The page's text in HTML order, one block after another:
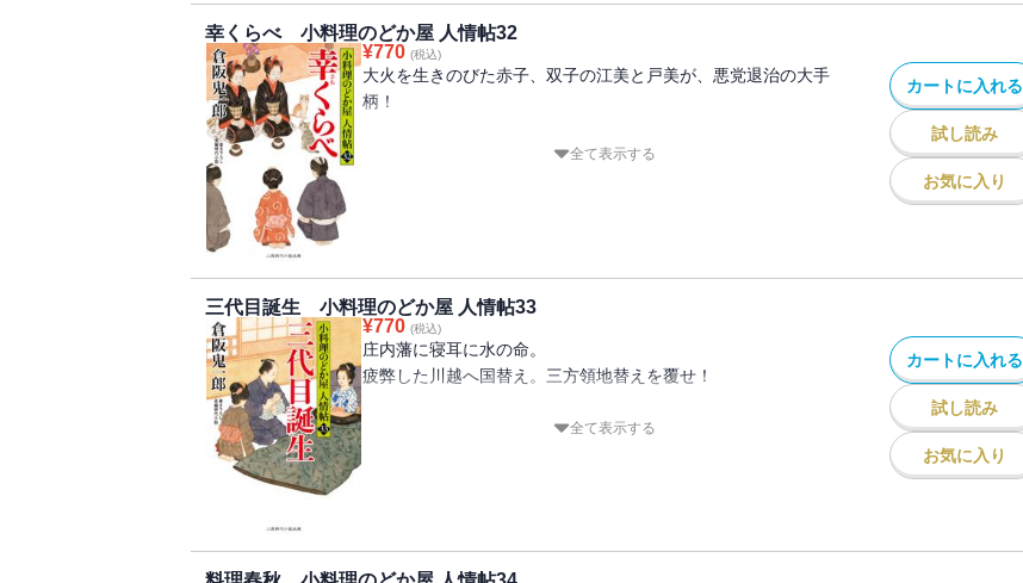
めて江戸へ。先々代の殿の病床に「江戸の味」を届けに行った縁
もあり、新任の殿さまは興味津々。早速、お忍びで、のどか屋
へ……。折しも江戸では「ご案内の辰」 なる賊が身代金目当て
に大店の隠居を拐かすべく、いいところへ御案内しますと駕籠を
すすめて……。江戸見物に出かけた、お忍びの殿さまが狙われ
・餡かけ揚げ蕎麦 ・里芋の田楽 ・焼き柿 ・甘藷飴煮
幸くらべ 小料理のどか屋 人情帖32
¥770 (税込)
大火を生きのびた赤子、双子の江美と戸美が、悪党退治の大手
柄！
二人あわせて「江戸」となる江美と戸美は、のどか屋はじめ三軒
は一石橋の蔵のかげで泣いている双子の赤子を見つけた。見拾て
はおけないから、保護して江美と戸美と名づけた。赤子は有徳の
人、井筒屋の善兵衛にあずけられ、十三年が経った。双子の娘
は、のどか屋はじめ三軒の旅籠をかけもちの手伝いに入っ
て……。折しも上方から偽薬の悪党らが江戸にやってきたのであ
・白魚の筏焼き ・高野豆腐の揚げ煮 ・ 鰹の焼き霜づくり
・蛸と大豆のやわらか煮 ・胡瓜と竹輪の梅酢和え
全て表示する
カートに入れる
試し読み
お気に入り
三代目誕生 小料理のどか屋 人情帖33
¥770 (税込)
庄内藩に寝耳に水の命。
疲弊した川越へ国替え。三方領地替えを覆せ！
三代目を待つのどか屋にみちのく訛りの訳あり客。
全て表示する
カートに入れる
試し読み
お気に入り